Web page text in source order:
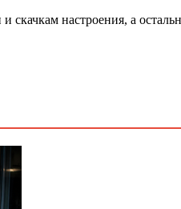
настроения, а